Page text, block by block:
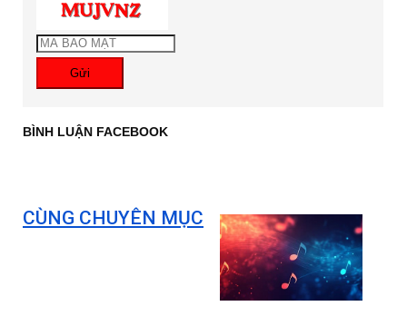
Gửi
BÌNH LUẬN FACEBOOK
CÙNG CHUYÊN MỤC